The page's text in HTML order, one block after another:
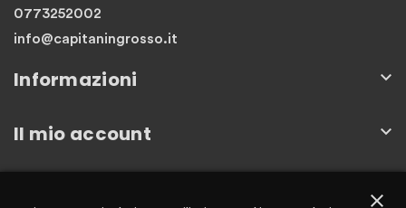
0773252002
info@capitaningrosso.it
Informazioni 
Il mio account 
close